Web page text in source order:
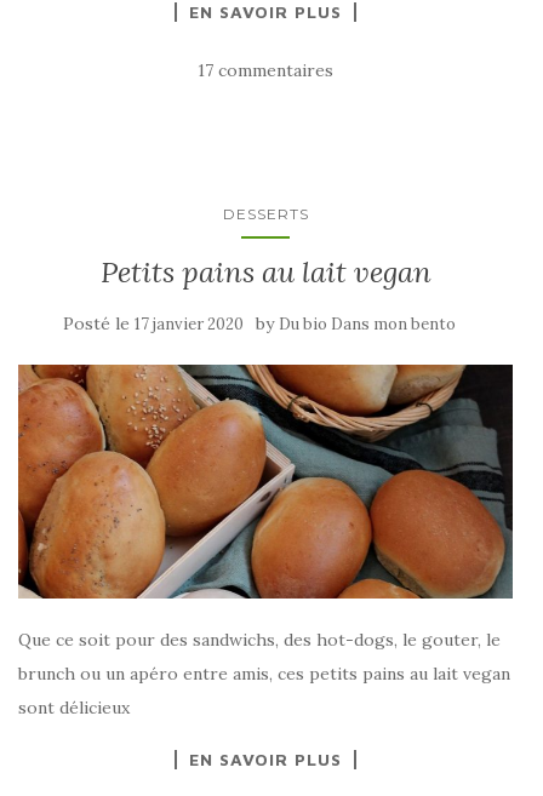
EN SAVOIR PLUS
17 commentaires
DESSERTS
Petits pains au lait vegan
Posté le 17 janvier 2020 by Du bio Dans mon bento
Que ce soit pour des sandwichs, des hot-dogs, le gouter, le
brunch ou un apéro entre amis, ces petits pains au lait vegan
sont délicieux
EN SAVOIR PLUS